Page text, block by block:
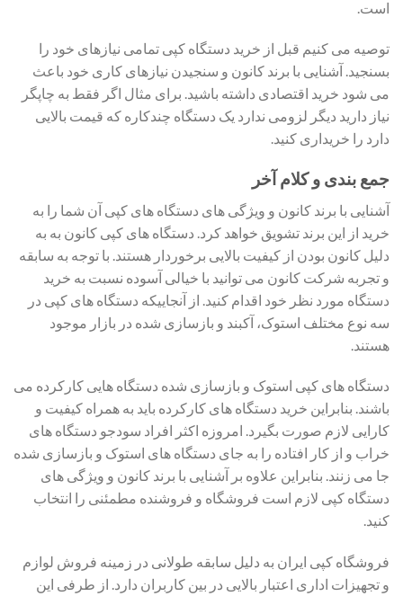
است.
توصیه می کنیم قبل از خرید دستگاه کپی تمامی نیازهای خود را
بسنجید. آشنایی با برند کانون و سنجیدن نیازهای کاری خود باعث
می شود خرید اقتصادی داشته باشید. برای مثال اگر فقط به چاپگر
نیاز دارید دیگر لزومی ندارد یک دستگاه چندکاره که قیمت بالایی
دارد را خریداری کنید.
جمع بندی و کلام آخر
آشنایی با برند کانون و ویژگی های دستگاه های کپی آن شما را به
خرید از این برند تشویق خواهد کرد. دستگاه های کپی کانون به به
دلیل کانون بودن از کیفیت بالایی برخوردار هستند. با توجه به سابقه
و تجربه شرکت کانون می توانید با خیالی آسوده نسبت به خرید
دستگاه مورد نظر خود اقدام کنید. از آنجاییکه دستگاه های کپی در
سه نوع مختلف استوک، آکبند و بازسازی شده در بازار موجود
هستند.
دستگاه های کپی استوک و بازسازی شده دستگاه هایی کارکرده می
باشند. بنابراین خرید دستگاه های کارکرده باید به همراه کیفیت و
کارایی لازم صورت بگیرد. امروزه اکثر افراد سودجو دستگاه های
خراب و از کار افتاده را به جای دستگاه های استوک و بازسازی شده
جا می زنند. بنابراین علاوه بر آشنایی با برند کانون و ویژگی های
دستگاه کپی لازم است فروشگاه و فروشنده مطمئنی را انتخاب
کنید.
فروشگاه کپی ایران به دلیل سابقه طولانی در زمینه فروش لوازم
و تجهیزات اداری اعتبار بالایی در بین کاربران دارد. از طرفی این